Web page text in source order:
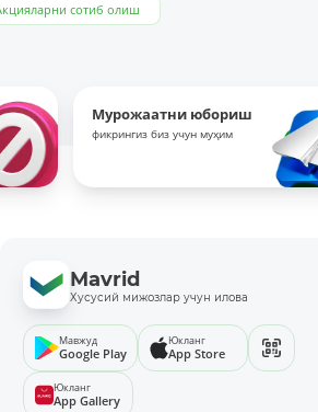
сотиб олиш
Мурожаатни юбориш
фикрингиз биз учун муҳим
Mavrid
Хусусий мижозлар учун илова
Мавжуд
Google Play
Юкланг
App Store
Юкланг
App Gallery